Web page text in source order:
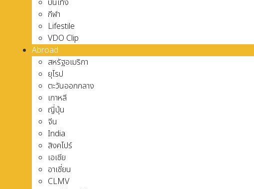
บันเทิง
กีฬา
Lifestile
VDO Clip
Abroad
สหรัฐอเมริกา
ยุโรป
ตะวันออกกลาง
เกาหลี
ญี่ปุ่น
จีน
India
สิงคโปร์
เอเชีย
อาเชี่ยน
CLMV